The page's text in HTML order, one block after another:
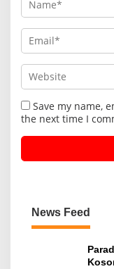
Save my name,
the next time I
News Feed